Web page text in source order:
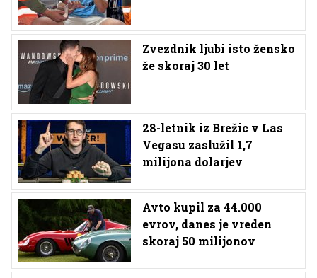
Zvezdnik ljubi isto žensko
že skoraj 30 let
28-letnik iz Brežic v Las
Vegasu zaslužil 1,7
milijona dolarjev
Avto kupil za 44.000
evrov, danes je vreden
skoraj 50 milijonov